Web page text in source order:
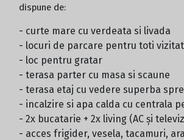
dispune de:
- curte mare cu verdeata si livada
- locuri de parcare pentru toti
- loc pentru gratar
- terasa parter cu masa si scaune
- terasa etaj cu vedere superba
- incalzire si apa calda cu centrala
- 2x bucatarie + 2x living (AC și
- acces frigider, vesela, tacamuri,